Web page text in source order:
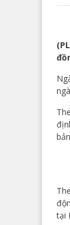
tại